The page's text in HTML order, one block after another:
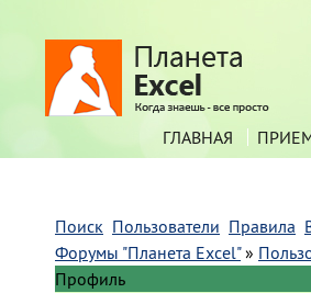
ГЛАВНАЯ
Поиск Пользователи Правила
Форумы "Планета Excel" »
Профиль